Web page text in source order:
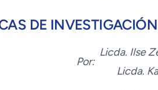
DE
Por:
Licda. Ilse
Licda.